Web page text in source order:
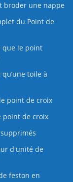
broder une nappe
du Point de
que le point
qu’une toile à
point de croix
point de croix
d'unité de
feston en